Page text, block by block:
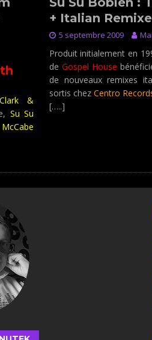
Clark &
Su Su
+ Italian
5 septembre 2009
Produit initialement en
de Gospel House
de nouveaux remixes
sortis chez Centro
[…..]